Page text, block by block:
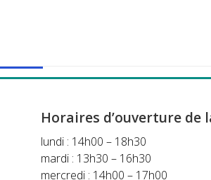
Horaires d’ouverture de
lundi : 14h00 – 18h30
mardi : 13h30 – 16h30
mercredi : 14h00 – 17h00